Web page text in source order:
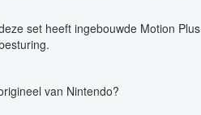
set heeft ingebouwde Motion Plus
van Nintendo?